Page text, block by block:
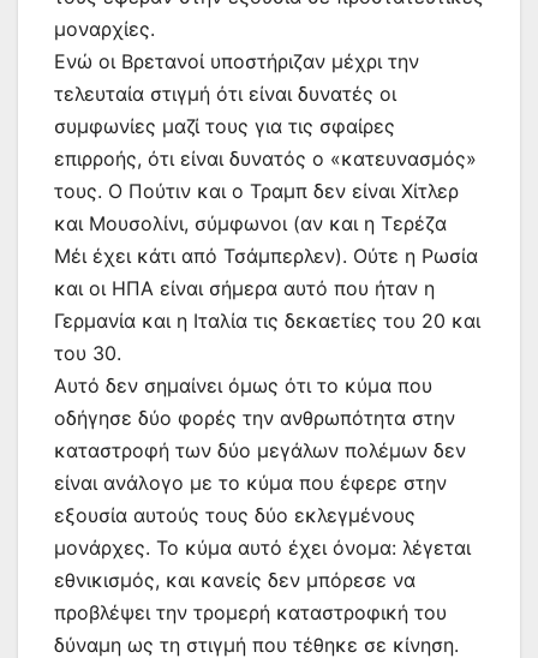
μοναρχίες.
Ενώ οι Βρετανοί υποστήριζαν μέχρι την
τελευταία στιγμή ότι είναι δυνατές οι
συμφωνίες μαζί τους για τις σφαίρες
επιρροής, ότι είναι δυνατός ο «κατευνασμός»
τους. Ο Πούτιν και ο Τραμπ δεν είναι Χίτλερ
και Μουσολίνι, σύμφωνοι (αν και η Τερέζα
Μέι έχει κάτι από Τσάμπερλεν). Ούτε η Ρωσία
και οι ΗΠΑ είναι σήμερα αυτό που ήταν η
Γερμανία και η Ιταλία τις δεκαετίες του 20 και
του 30.
Αυτό δεν σημαίνει όμως ότι το κύμα που
οδήγησε δύο φορές την ανθρωπότητα στην
καταστροφή των δύο μεγάλων πολέμων δεν
είναι ανάλογο με το κύμα που έφερε στην
εξουσία αυτούς τους δύο εκλεγμένους
μονάρχες. Το κύμα αυτό έχει όνομα: λέγεται
εθνικισμός, και κανείς δεν μπόρεσε να
προβλέψει την τρομερή καταστροφική του
δύναμη ως τη στιγμή που τέθηκε σε κίνηση.